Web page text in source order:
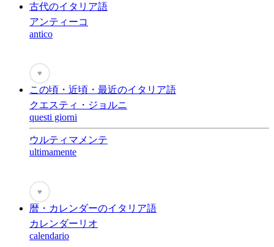
古代のイタリア語
アンティーコ
antico
♥
この頃・近頃・最近のイタリア語
クエスティ・ジョルニ
questi giorni
ウルティマメンテ
ultimamente
♥
暦・カレンダーのイタリア語
カレンダーリオ
calendario